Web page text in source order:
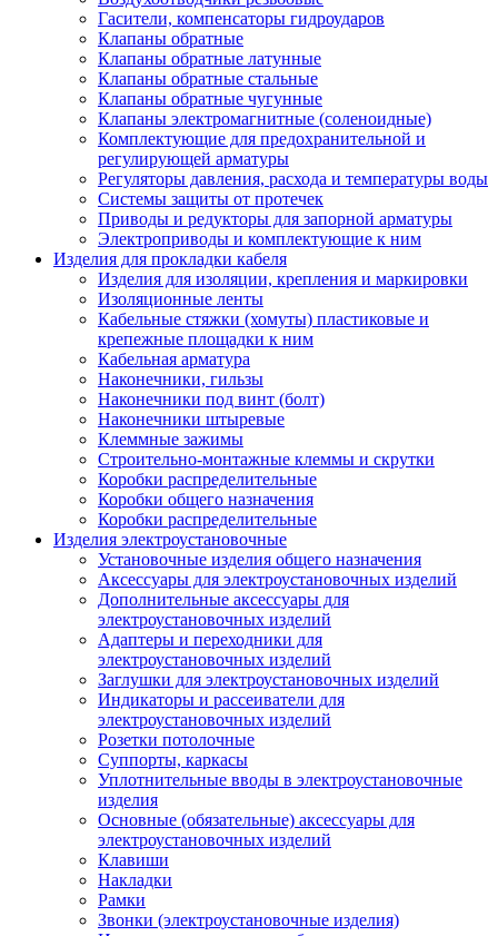
Гасители, компенсаторы гидроударов
Клапаны обратные
Клапаны обратные латунные
Клапаны обратные стальные
Клапаны обратные чугунные
Клапаны электромагнитные (соленоидные)
Комплектующие для предохранительной и
регулирующей арматуры
Регуляторы давления, расхода и температуры воды
Системы защиты от протечек
Приводы и редукторы для запорной арматуры
Электроприводы и комплектующие к ним
Изделия для прокладки кабеля
Изделия для изоляции, крепления и маркировки
Изоляционные ленты
Кабельные стяжки (хомуты) пластиковые и
крепежные площадки к ним
Кабельная арматура
Наконечники, гильзы
Наконечники под винт (болт)
Наконечники штыревые
Клеммные зажимы
Строительно-монтажные клеммы и скрутки
Коробки распределительные
Коробки общего назначения
Коробки распределительные
Изделия электроустановочные
Установочные изделия общего назначения
Аксессуары для электроустановочных изделий
Дополнительные аксессуары для
электроустановочных изделий
Адаптеры и переходники для
электроустановочных изделий
Заглушки для электроустановочных изделий
Индикаторы и рассеиватели для
электроустановочных изделий
Розетки потолочные
Суппорты, каркасы
Уплотнительные вводы в электроустановочные
изделия
Основные (обязательные) аксессуары для
электроустановочных изделий
Клавиши
Накладки
Рамки
Звонки (электроустановочные изделия)